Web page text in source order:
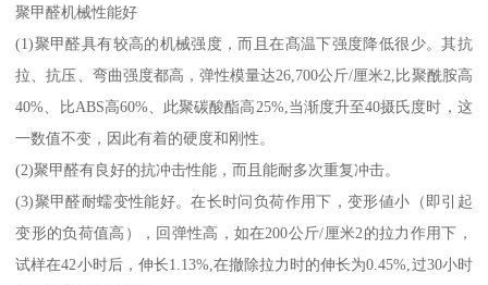
聚甲醛机械性能好
(1)聚甲醛具有较高的机械强度，而且在髙温下强度降低很少。其抗
拉、抗压、弯曲强度都高，弹性模量达26,700公斤/厘米2,比聚酰胺高
40%、比ABS高60%、此聚碳酸酯高25%,当渐度升至40摄氏度时，这
一数值不变，因此有着的硬度和刚性。
(2)聚甲醛有良好的抗冲击性能，而且能耐多次重复冲击。
(3)聚甲醛耐蠕变性能好。在长时问负荷作用下，变形値小（即引起
变形的负荷值高），回弹性高，如在200公斤/厘米2的拉力作用下，
试样在42小时后，伸长1.13%,在撤除拉力时的伸长为0.45%,过30小时